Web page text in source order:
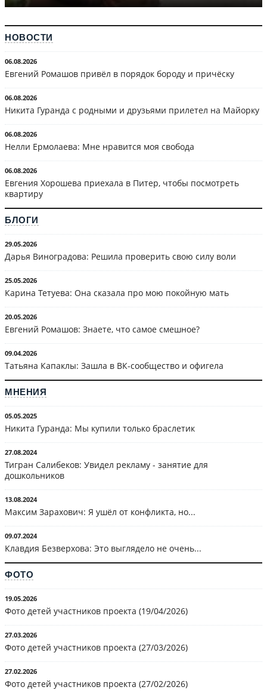
НОВОСТИ
06.08.2026
Евгений Ромашов привёл в порядок бороду и причёску
06.08.2026
Никита Гуранда с родными и друзьями прилетел на Майорку
06.08.2026
Нелли Ермолаева: Мне нравится моя свобода
06.08.2026
Евгения Хорошева приехала в Питер, чтобы посмотреть
квартиру
БЛОГИ
29.05.2026
Дарья Виноградова: Решила проверить свою силу воли
25.05.2026
Карина Тетуева: Она сказала про мою покойную мать
20.05.2026
Евгений Ромашов: Знаете, что самое смешное?
09.04.2026
Татьяна Капаклы: Зашла в ВК-сообщество и офигела
МНЕНИЯ
05.05.2025
Никита Гуранда: Мы купили только браслетик
27.08.2024
Тигран Салибеков: Увидел рекламу - занятие для
дошкольников
13.08.2024
Максим Зарахович: Я ушёл от конфликта, но...
09.07.2024
Клавдия Безверхова: Это выглядело не очень...
ФОТО
19.05.2026
Фото детей участников проекта (19/04/2026)
27.03.2026
Фото детей участников проекта (27/03/2026)
27.02.2026
Фото детей участников проекта (27/02/2026)